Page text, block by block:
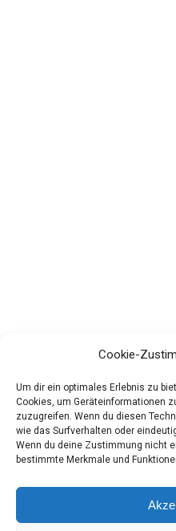
Tester-
Cookie-
Um dir ein optimales Erlebnis zu
Cookies, um Geräteinformationen
zuzugreifen. Wenn du diesen
wie das Surfverhalten oder
Wenn du deine Zustimmung nicht
bestimmte Merkmale und
Die mobile